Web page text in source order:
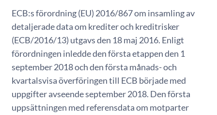
ECB:s förordning (EU) 2016/867 om insamling av
detaljerade data om krediter och kreditrisker
(ECB/2016/13) utgavs den 18 maj 2016. Enligt
förordningen inledde den första etappen den 1
september 2018 och den första månads- och
kvartalsvisa överföringen till ECB började med
uppgifter avseende september 2018. Den första
uppsättningen med referensdata om motparter